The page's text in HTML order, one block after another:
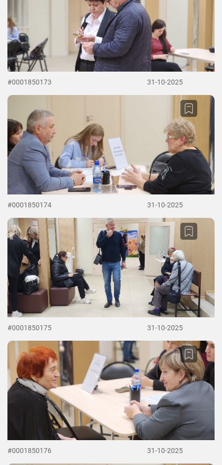
#0001850173 31-10-2025
#0001850174 31-10-2025
#0001850175 31-10-2025
#0001850176 31-10-2025